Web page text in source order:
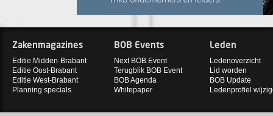
Zakenmagazines
Editie Midden-Brabant
Editie Oost-Brabant
Editie West-Brabant
Planning specials
BOB Events
Next BOB Event
Terugblik BOB Event
BOB Agenda
Whitepaper
Leden
Ledenoverzicht
Lid worden
BOB Update
Ledenprofiel